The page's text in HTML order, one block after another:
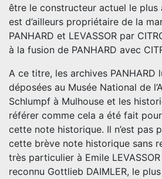
être le constructeur actuel le plus
est d’ailleurs propriétaire de la
PANHARD et LEVASSOR par
à la fusion de PANHARD avec
A ce titre, les archives PANHARD
déposées au Musée National de
Schlumpf à Mulhouse et les
référer comme cela a été fait
cette note historique. Il n’est pas
cette brève note historique sans
très particulier à Emile
reconnu Gottlieb DAIMLER, le